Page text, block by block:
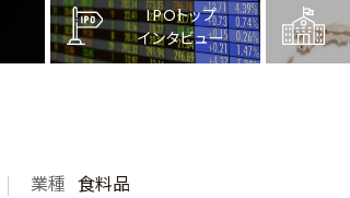
IPOトップ
インタビュー
業種 食料品